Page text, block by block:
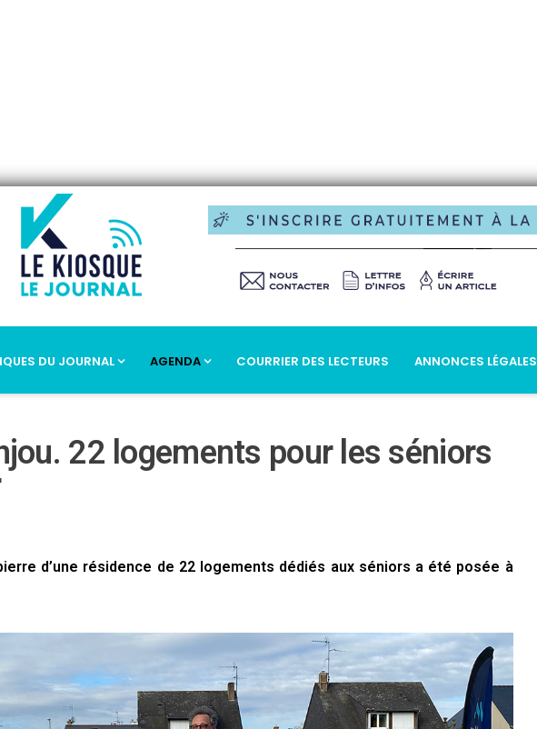
DU JOURNAL AGENDA COURRIER DES LECTEURS ANNONCES LÉGALES
22 logements pour les séniors
d’une résidence de 22 logements dédiés aux séniors a été posée à